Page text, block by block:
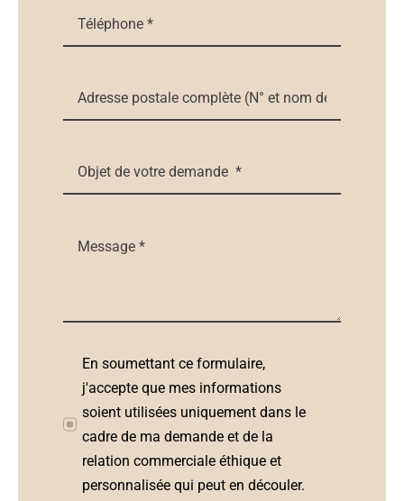
En soumettant ce formulaire,
j'accepte que mes informations
soient utilisées uniquement dans le
cadre de ma demande et de la
relation commerciale éthique et
personnalisée qui peut en découler.